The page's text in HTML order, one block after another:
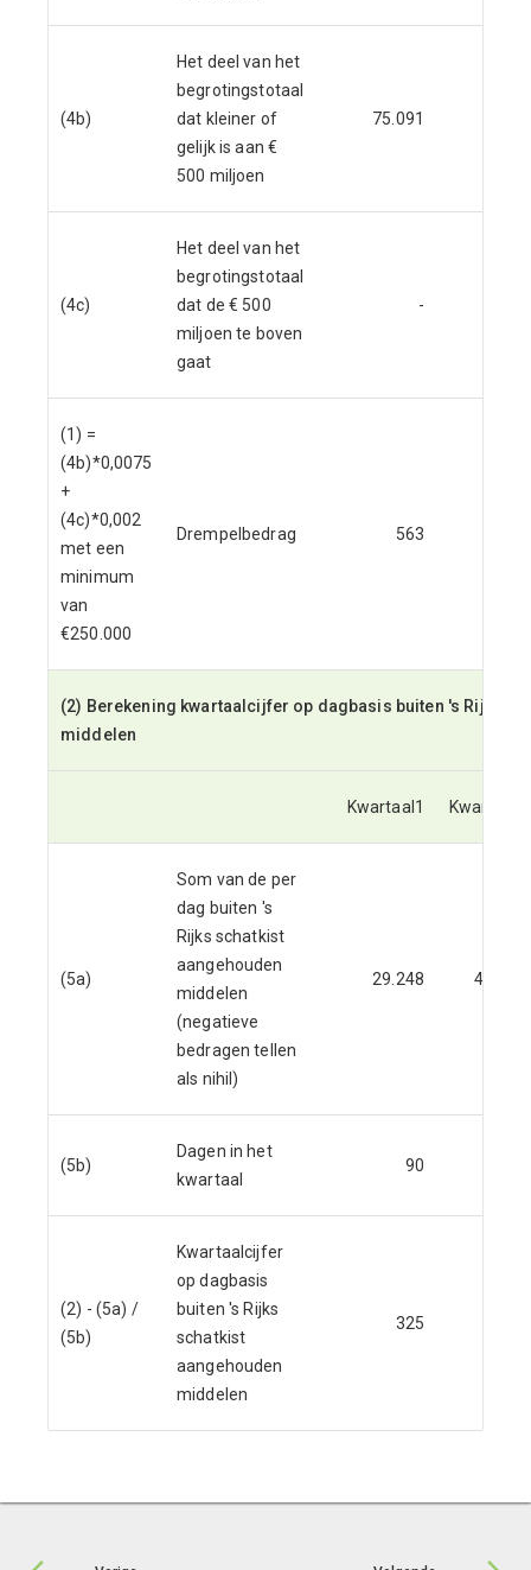
(4b)
Het deel van het
begrotingstotaal
dat kleiner of
gelijk is aan €
500 miljoen
75.091
(4c)
Het deel van het
begrotingstotaal
dat de € 500
miljoen te boven
gaat
-
(1) =
(4b)*0,0075
+
(4c)*0,002
met een
minimum
van
€250.000
Drempelbedrag 563
(2) Berekening kwartaalcijfer op dagbasis buiten 's Rijks
middelen
Kwartaal1 Kwartaal2
(5a)
Som van de per
dag buiten 's
Rijks schatkist
aangehouden
middelen
(negatieve
bedragen tellen
als nihil)
29.248 42.821
(5b)
Dagen in het
kwartaal
90
(2) - (5a) /
(5b)
Kwartaalcijfer
op dagbasis
buiten 's Rijks
schatkist
aangehouden
middelen
325